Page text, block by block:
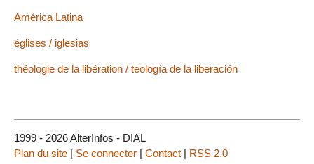
América Latina
églises / iglesias
théologie de la libération / teología de la liberación
1999 - 2026 AlterInfos - DIAL
Plan du site | Se connecter | Contact | RSS 2.0